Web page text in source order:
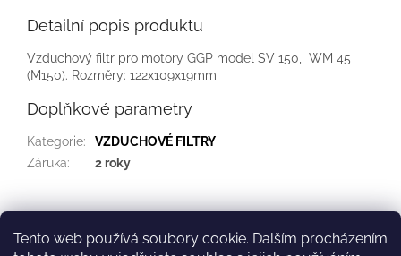
Tento web používá soubory cookie. Dalším procházením
Detailní popis produktu
Vzduchový filtr pro motory GGP model SV 150, WM 45
(M150). Rozměry: 122x109x19mm
Doplňkové parametry
Kategorie:
VZDUCHOVÉ FILTRY
Záruka: 2 roky
Z
Kontakt Služby